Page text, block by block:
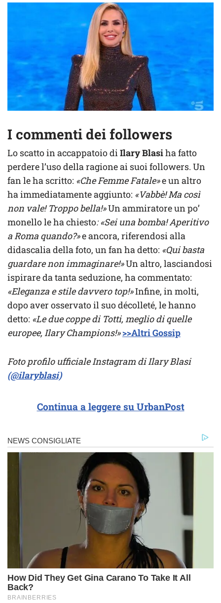
I commenti dei followers
Lo scatto in accappatoio diIlary Blasiha fatto
perdere l’uso della ragione ai suoi followers. Un
fan le ha scritto: «Che Femme Fatale»e un altro
ha immediatamente aggiunto: «Vabbè! Ma così
non vale! Troppo bella!»Un ammiratore un po’
monello le ha chiesto: «Sei una bomba! Aperitivo
a Roma quando?»e ancora, riferendosi alla
didascalia della foto, un fan ha detto: «Qui basta
guardare non immaginare!»Un altro, lasciandosi
ispirare da tanta seduzione, ha commentato:
«Eleganza e stile davvero top!»Infine, in molti,
dopo aver osservato il suo décolleté, le hanno
detto: «Le due coppe di Totti, meglio di quelle
europee, Ilary Champions!» >>Altri Gossip
Foto profilo ufficiale Instagram di Ilary Blasi
(@ilaryblasi)
Continua a leggere su UrbanPost